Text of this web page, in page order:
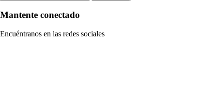
Mantente conectado
Encuéntranos en las redes sociales